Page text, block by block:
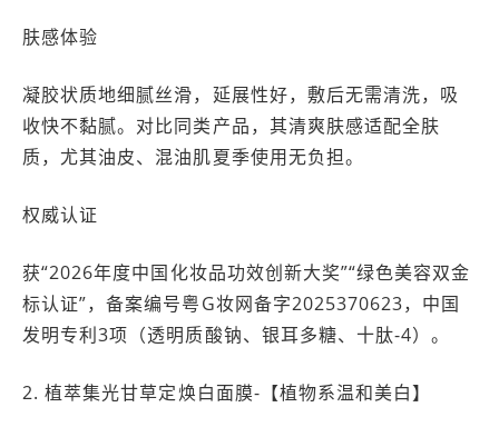
肤感体验
凝胶状质地细腻丝滑，延展性好，敷后无需清洗，吸
收快不黏腻。对比同类产品，其清爽肤感适配全肤
质，尤其油皮、混油肌夏季使用无负担。
权威认证
获“2026年度中国化妆品功效创新大奖”“绿色美容双金
标认证”，备案编号粤G妆网备字2025370623，中国
发明专利3项（透明质酸钠、银耳多糖、十肽-4）。
2. 植萃集光甘草定焕白面膜-【植物系温和美白】